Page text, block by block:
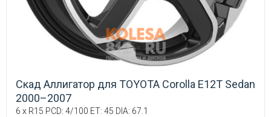
Скад Аллигатор для TOYOTA Corolla E12T Sedan
2000–2007
6 x R15 PCD: 4/100 ET: 45 DIA: 67.1